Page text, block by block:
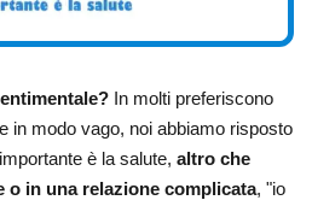
In molti preferiscono
in modo vago, noi abbiamo risposto
è la salute, altro che
o in una relazione complicata, "io